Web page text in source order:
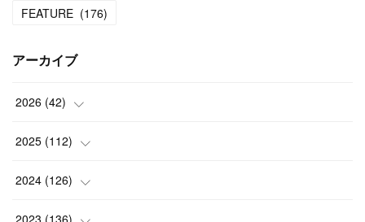
FEATURE (176)
アーカイブ
2026 (42)
( 1)
(3)
(5)
2025 (112)
(7)
(13)
2024 (126)
(7)
2023 (136)